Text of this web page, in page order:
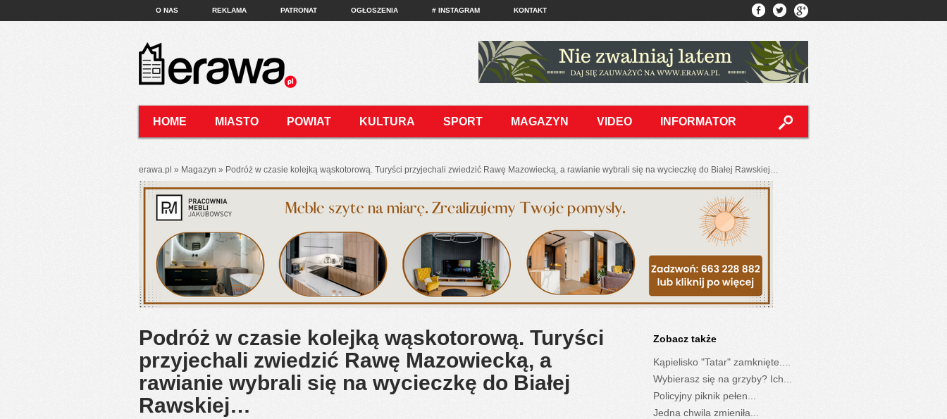
O NAS REKLAMA PATRONAT OGŁOSZENIA # INSTAGRAM KONTAKT
HOME MIASTO POWIAT KULTURA SPORT MAGAZYN VIDEO INFORMATOR
erawa.pl » Magazyn » Podróż w czasie kolejką wąskotorową. Turyści przyjechali zwiedzić Rawę Mazowiecką, a rawianie wybrali się na wycieczkę do Białej Rawskiej…
Podróż w czasie kolejką wąskotorową. Turyści
przyjechali zwiedzić Rawę Mazowiecką, a
rawianie wybrali się na wycieczkę do Białej
Rawskiej…
Zobacz także
Kąpielisko "Tatar" zamknięte....
Wybierasz się na grzyby? Ich...
Policyjny piknik pełen...
Jedna chwila zmieniła...